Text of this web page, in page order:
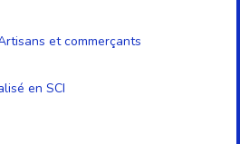
et commerçants
en SCI